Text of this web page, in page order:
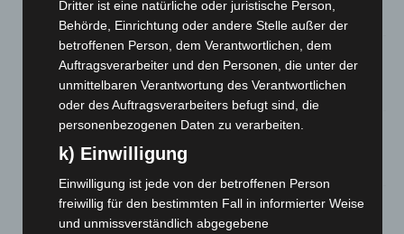
Hannover: Erste Tigermücken-Population in Niedersachsen
entdeckt
7. August 2026
Brand im „Haus der Begegnung“ in Neuwarmbüchen schnell
eingedämmt
6. August 2026
Region Hannover: 21 neue Notfallsanitäter starten beim
Roten Kreuz
Dritter ist eine natürliche oder juristische Person,
Behörde, Einrichtung oder andere Stelle außer der
betroffenen Person, dem Verantwortlichen, dem
Auftragsverarbeiter und den Personen, die unter der
unmittelbaren Verantwortung des Verantwortlichen
oder des Auftragsverarbeiters befugt sind, die
personenbezogenen Daten zu verarbeiten.
k) Einwilligung
Einwilligung ist jede von der betroffenen Person
freiwillig für den bestimmten Fall in informierter Weise
und unmissverständlich abgegebene